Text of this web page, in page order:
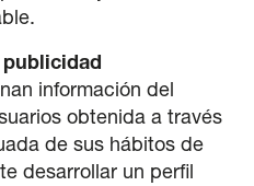
publicidad
información del
obtenida a través
de sus hábitos de
desarrollar un perfil